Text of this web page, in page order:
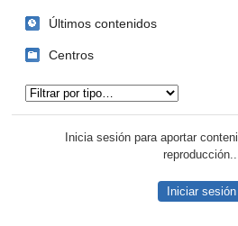
Últimos contenidos
Centros
Inicia sesión para aportar
Iniciar sesión